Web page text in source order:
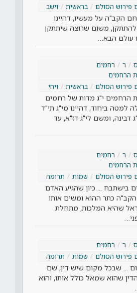
פירוש הסולם בראשית וישב
הקב"ה על מעשיו, דהיינו
להתתקן, משום שרוצה שיתתקן
עולם הבא…
ר
רחמים
הרחמים
פירוש הסולם בראשית ויחי
הרחמים י"ג מדות של רחמים
למטה ביחוד, דהיינו מי"ג תי"ד
דבינה, ומשם לי"ג דז"א, עד
ר
רחמים
הרחמים
פירוש הסולם שמות תרומה
בישתבח ... כיון שהגיע האדם
כתר ההוא ומשים אותו
שהיא המלכות, מתחלת
ר
רחמים
פירוש הסולם שמות תרומה
... שבכל מקום שיש דין, שם
שהוא שמאל כולל אותו, והוא